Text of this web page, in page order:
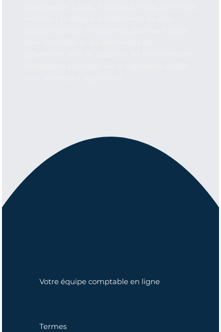
Termes
Votre équipe comptable en ligne